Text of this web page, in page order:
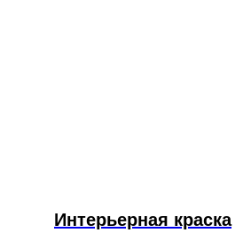
Интерьерная краска